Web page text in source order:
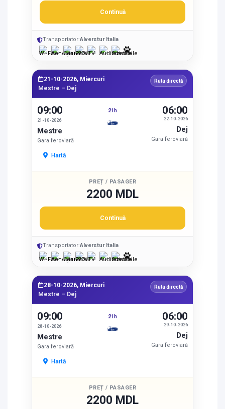
Continuă
Transportator:Alverstur Italia
21-10-2026, Miercuri
Mestre – Dej
Ruta directă
09:00
21-10-2026
Mestre
Gara feroviară
Hartă
21h
22-10-2026
06:00
Dej
Gara feroviară
PREȚ / PASAGER
2200 MDL
Continuă
Transportator:Alverstur Italia
28-10-2026, Miercuri
Mestre – Dej
Ruta directă
09:00
28-10-2026
Mestre
Gara feroviară
Hartă
21h
29-10-2026
06:00
Dej
Gara feroviară
PREȚ / PASAGER
2200 MDL